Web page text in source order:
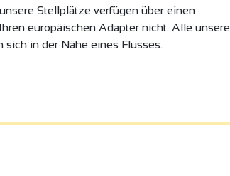
Stellplätze verfügen über einen
europäischen Adapter nicht. Alle unsere
in der Nähe eines Flusses.